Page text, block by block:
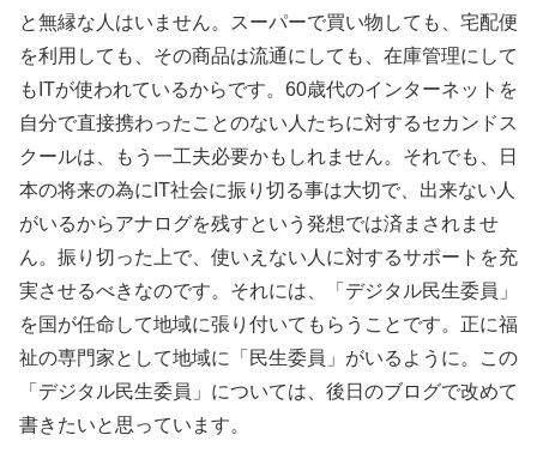
と無縁な人はいません。スーパーで買い物しても、宅配便
を利用しても、その商品は流通にしても、在庫管理にして
もITが使われているからです。60歳代のインターネットを
自分で直接携わったことのない人たちに対するセカンドス
クールは、もう一工夫必要かもしれません。それでも、日
本の将来の為にIT社会に振り切る事は大切で、出来ない人
がいるからアナログを残すという発想では済まされませ
ん。振り切った上で、使いえない人に対するサポートを充
実させるべきなのです。それには、「デジタル民生委員」
を国が任命して地域に張り付いてもらうことです。正に福
祉の専門家として地域に「民生委員」がいるように。この
「デジタル民生委員」については、後日のブログで改めて
書きたいと思っています。